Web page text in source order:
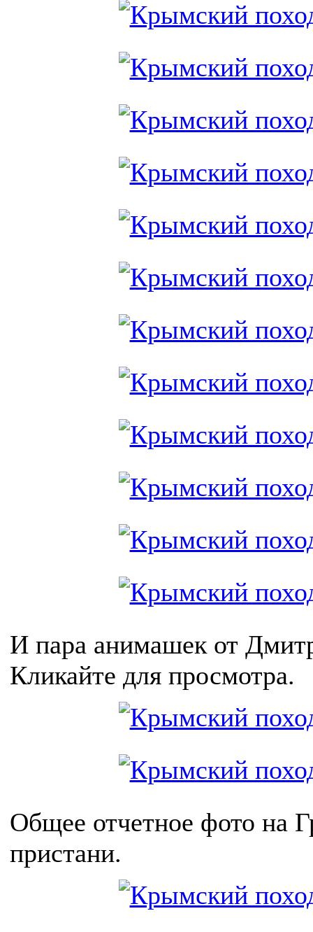
И пара анимашек от
Кликайте для просмотра.
Общее отчетное фото на
пристани.